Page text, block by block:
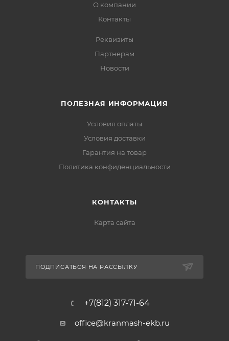
О компании
Контакты
Реквизиты
Партнерам
Новости
ПОЛЕЗНАЯ ИНФОРМАЦИЯ
Условия оплаты
Условия доставки
Гарантия на товар
Политика конфиденциальности
КОНТАКТЫ
Карта сайта
ПОДПИСАТЬСЯ НА РАССЫЛКУ
+7(812) 317-71-64
office@kranmash-ekb.ru